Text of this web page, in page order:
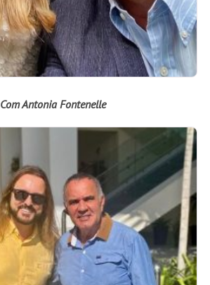
Com Antonia Fontenelle